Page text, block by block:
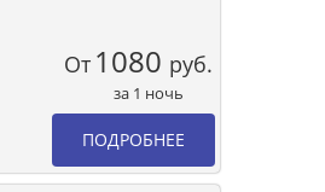
От 1080 руб.
за 1 ночь
ПОДРОБНЕЕ